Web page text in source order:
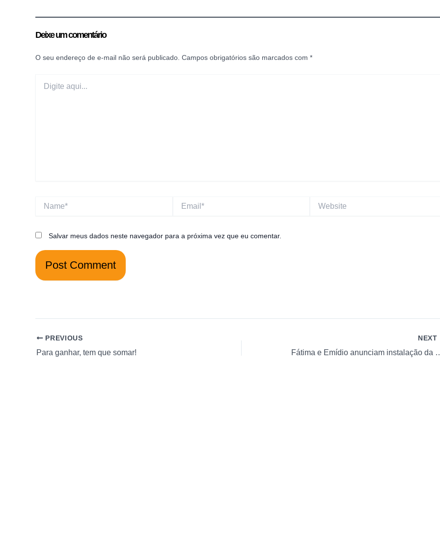
Deixe um comentário
O seu endereço de e-mail não será publicado. Campos obrigatórios são marcados com *
aqui...
Salvar meus dados neste navegador para a próxima vez que eu comentar.
PREVIOUS
Para ganhar, tem que somar!
NEXT
Fátima e Emídio anunciam